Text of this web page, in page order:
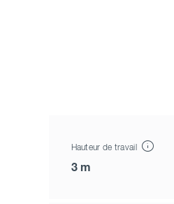
Hauteur de travail
3 m